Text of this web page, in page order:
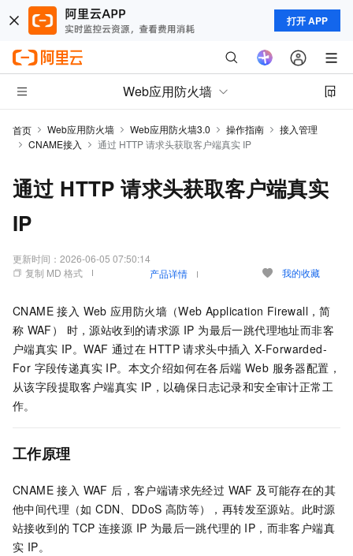
打开 APP
Web应用防火墙
首页 Web应用防火墙 Web应用防火墙3.0 操作指南
接入管理
CNAME接入
通过 HTTP 请求头获取客户端真实 IP
通过 HTTP 请求头获取客户端真实
IP
更新时间： 2026-06-05 07:50:14
复制 MD 格式
产品详情 我的收藏
CNAME 接入 Web 应用防火墙（Web Application Firewall，简
称 WAF）
时，源站收到的请求源 IP 为最后一跳代理地址而非客
户端真实 IP。WAF 通过在 HTTP 请求头中插入 X-Forwarded-
For 字段传递真实 IP。本文介绍如何在各后端 Web 服务器配置，
从该字段提取客户端真实 IP，以确保日志记录和安全审计正常工
作。
工作原理
CNAME 接入 WAF 后，客户端请求先经过 WAF 及可能存在的其
他中间代理（如 CDN、DDoS 高防等），再转发至源站。此时源
站接收到的 TCP 连接源 IP 为最后一跳代理的 IP，而非客户端真
实 IP。